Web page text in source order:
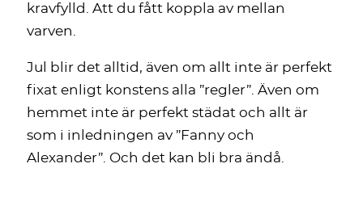
kravfylld. Att du fått koppla av mellan
varven.
Jul blir det alltid, även om allt inte är perfekt
fixat enligt konstens alla ”regler”. Även om
hemmet inte är perfekt städat och allt är
som i inledningen av ”Fanny och
Alexander”. Och det kan bli bra ändå.